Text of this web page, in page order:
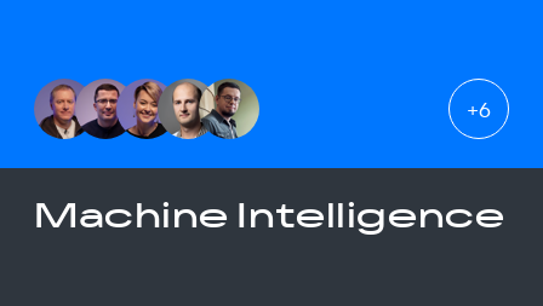
+6
Machine Intelligence